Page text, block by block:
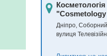
Косметологія
Дніпро,
вулиця